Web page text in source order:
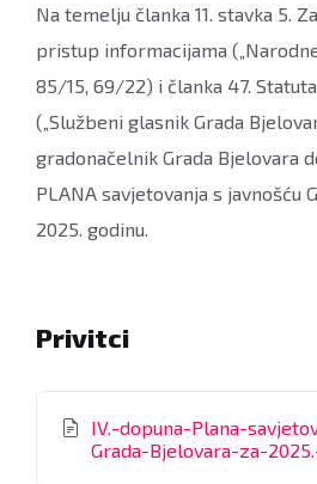
Na temelju članka 11. stavka 5.
pristup informacijama
85/15, 69/22) i članka 47.
(„Službeni glasnik Grada
gradonačelnik Grada Bjelovara
PLANA savjetovanja s javnošću
2025. godinu.
Privitci
IV.-dopuna-Plana-
Grada-Bjelovara-za-